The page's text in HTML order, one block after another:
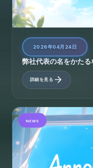
2026年04月24日
弊社代表の名をかた
詳細を見る
NEWS